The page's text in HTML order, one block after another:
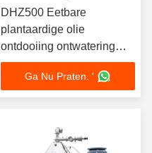
DHZ500 Eetbare
plantaardige olie
ontdooiing ontwatering
schijf olieseparator
automatisch ontdooien
30KW soja- en pinda-olie
Ga Nu Praten. '